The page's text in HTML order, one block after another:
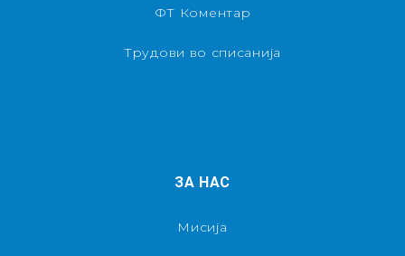
ФТ Коментар
Трудови во списанија
ЗА НАС
Мисија